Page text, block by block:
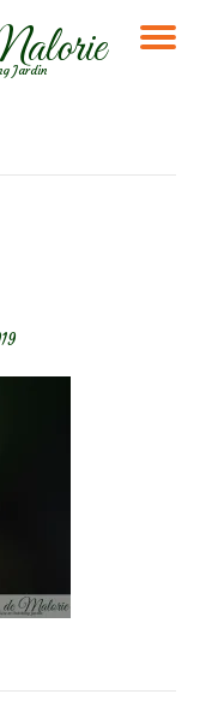
Jardin